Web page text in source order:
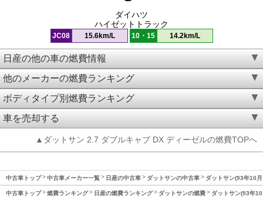
ダイハツ
ハイゼットトラック
JC08 15.6km/L 10・15 14.2km/L
日産の他の車の燃費情報
他のメーカーの燃費ランキング
ボディタイプ別燃費ランキング
車を売却する
▲ダットサン 2.7 ダブルキャブ DX ディーゼルの燃費TOPへ
中古車トップ 中古車メーカー一覧 日産の中古車 ダットサンの中古車 ダットサン(93年10
中古車トップ 燃費ランキング 日産の燃費ランキング ダットサンの燃費 ダットサン(93年